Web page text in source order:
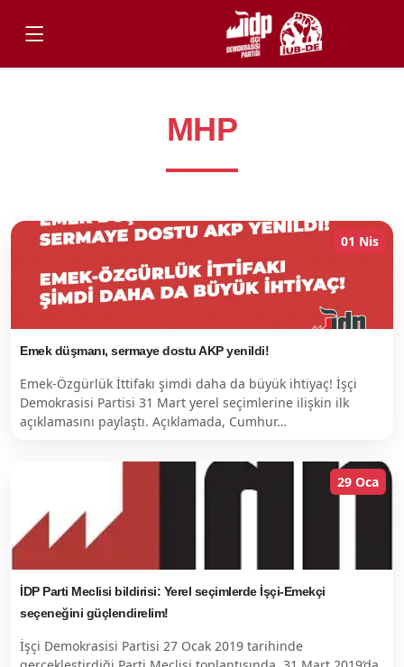
MHP
01 Nis
Emek düşmanı, sermaye dostu AKP yenildi!
Emek-Özgürlük İttifakı şimdi daha da büyük ihtiyaç! İşçi
Demokrasisi Partisi 31 Mart yerel seçimlerine ilişkin ilk
açıklamasını paylaştı. Açıklamada, Cumhur…
29 Oca
İDP Parti Meclisi bildirisi: Yerel seçimlerde İşçi-Emekçi
seçeneğini güçlendirelim!
İşçi Demokrasisi Partisi 27 Ocak 2019 tarihinde